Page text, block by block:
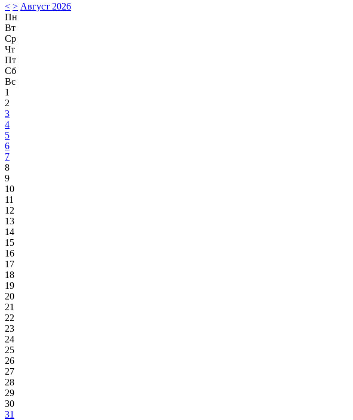
< > Август 2026
Пн
Вт
Ср
Чт
Пт
Сб
Вс
1
2
3
4
5
6
7
8
9
10
11
12
13
14
15
16
17
18
19
20
21
22
23
24
25
26
27
28
29
30
31